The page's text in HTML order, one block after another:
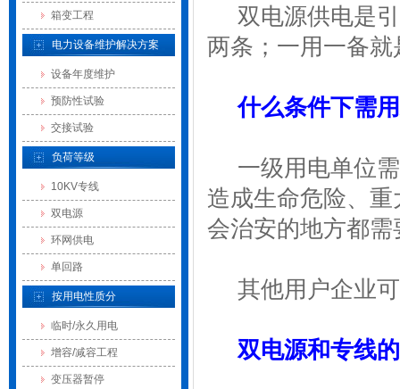
箱变工程
电力设备维护解决方案
设备年度维护
预防性试验
交接试验
负荷等级
10KV专线
双电源
环网供电
单回路
按用电性质分
临时/永久用电
增容/减容工程
变压器暂停
双电源供电是引
两条；一用一备
什么条件下需
一级用电单位需
造成生命危险、
会治安的地方都
其他用户企业可
双电源和专线